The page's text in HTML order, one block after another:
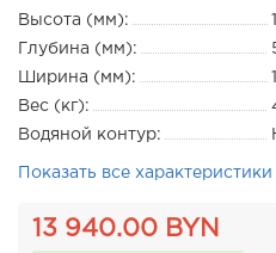
Высота (мм):
Глубина (мм):
Ширина (мм):
Вес (кг):
Водяной контур:
Показать все характеристики
13 940.00 BYN